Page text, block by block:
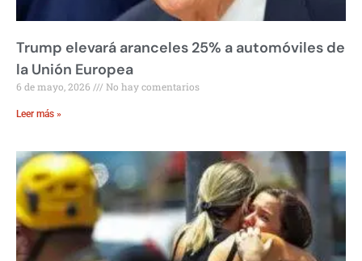
Trump elevará aranceles 25% a automóviles de
la Unión Europea
6 de mayo, 2026 No hay comentarios
Leer más »